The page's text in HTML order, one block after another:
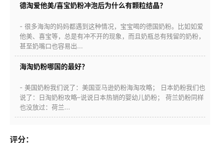
德淘爱他美/喜宝奶粉冲泡后为什么有颗粒结晶？
- 很多海淘的妈妈都遇到这种情况，宝宝喝的德国奶粉。比如如爱
他美、喜宝等，总是有冲不开的现象，而且奶瓶总有残留的奶粉，
甚至奶嘴口也容易出...
海淘奶粉哪国的最好？
- 美国奶粉我们说了：美国亚马逊奶粉海淘攻略； 日本奶粉我们也
说了：日淘奶粉攻略–说说日本热销的婴幼儿奶粉； 荷兰奶粉同样
也没放过：荷兰...
评分：